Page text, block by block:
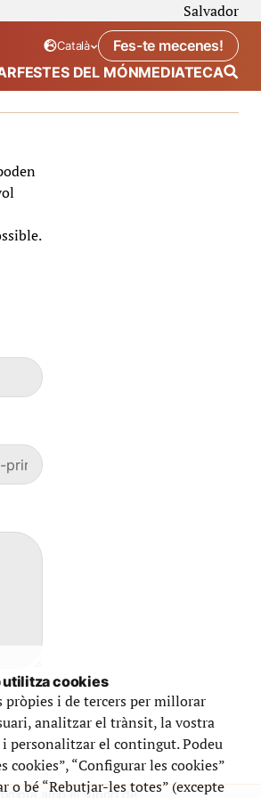
Salvador
Idioma seleccionat:
Català
. Canviar idiomaFes-te mecenes!
FESTES DEL MÓNMEDIATECA
amb el suport de
utilitza cookies
i de tercers per millorar
analitzar el trànsit, la vostra
i personalitzar el contingut. Podeu
cookies”, “Configurar les cookies”
o bé “Rebutjar-les totes” (excepte